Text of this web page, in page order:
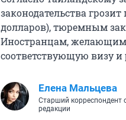
законодательства
долларов), тюремным
Иностранцам, желающим
соответствующую визу и
Елена Мальцева
Старший корреспондент
редакции